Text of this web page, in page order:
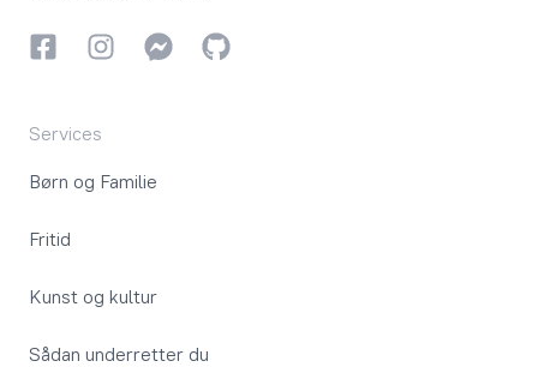
FacebookInstagramInstagram
GitHub
Services
Børn og Familie
Fritid
Kunst og kultur
Sådan underretter du